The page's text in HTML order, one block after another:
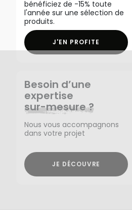
bénéficiez de -15% toute
l'année sur une sélection de
produits.
J'EN PROFITE
Besoin d’une
expertise
sur-mesure ?
Nous vous accompagnons
dans votre projet
JE DÉCOUVRE